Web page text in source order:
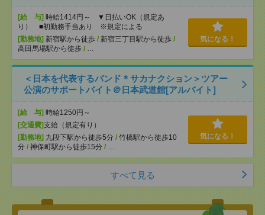
[給 与] 時給1414円～ ▼日払いOK（規定あ
り） ■初勤務手当あり ※規定による
[勤務地] 新宿駅から徒歩 / 新宿三丁目駅から徒歩 /
高田馬場駅から徒歩 / …
気になる！
＜日本を代表するバンド＊サカナクション＞ツアー
公演のサポートバイト＠日本武道館[アルバイト]
[給 与] 時給1250円～
[交通費]支給（規定有り）
[勤務地] 九段下駅から徒歩5分 / 竹橋駅から徒歩10
分 / 神保町駅から徒歩15分 / …
気になる！
すべて見る